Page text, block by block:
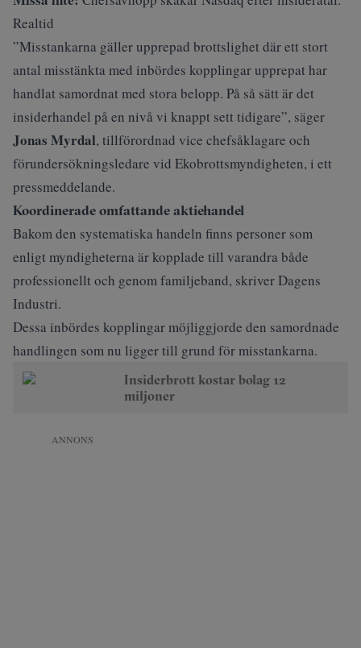
Realtid
”Misstankarna gäller upprepad brottslighet där ett stort
antal misstänkta med inbördes kopplingar upprepat har
handlat samordnat med stora belopp. På så sätt är det
insiderhandel på en nivå vi knappt sett tidigare”, säger
Jonas Myrdal, tillförordnad vice chefsåklagare och
förundersökningsledare vid Ekobrottsmyndigheten, i ett
pressmeddelande.
Koordinerade omfattande aktiehandel
Bakom den systematiska handeln finns personer som
enligt myndigheterna är kopplade till varandra både
professionellt och genom familjeband, skriverDagens
Industri.
Dessa inbördes kopplingar möjliggjorde den samordnade
handlingen som nu ligger till grund för misstankarna.
Insiderbrott kostar bolag 12
miljoner
ANNONS